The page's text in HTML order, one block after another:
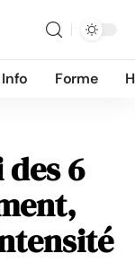
Forme
6